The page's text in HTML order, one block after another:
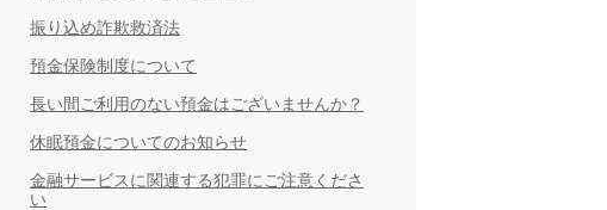
振り込め詐欺救済法
預金保険制度について
長い間ご利用のない預金はございませんか？
休眠預金についてのお知らせ
金融サービスに関連する犯罪にご注意くださ
い